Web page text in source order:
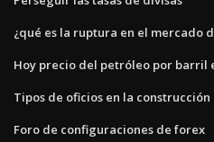
¿qué es la ruptura en el mercado
Hoy precio del petróleo por barril
Tipos de oficios en la construcción
Foro de configuraciones de forex